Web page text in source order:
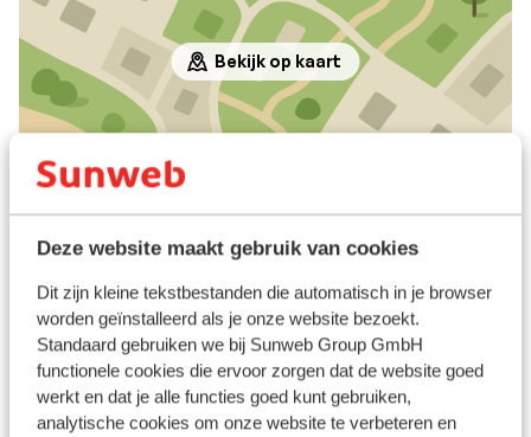
Deze website maakt gebruik van cookies
Dit zijn kleine tekstbestanden die automatisch in je browser
worden geïnstalleerd als je onze website bezoekt.
Standaard gebruiken we bij Sunweb Group GmbH
functionele cookies die ervoor zorgen dat de website goed
werkt en dat je alle functies goed kunt gebruiken,
analytische cookies om onze website te verbeteren en
Bekijk op kaart
Centrum: 300 m
Luchthaven: 14 km
Bushalte: 50 m
Winkels: 30 m
(Mini)supermarkt: 100 m
Restaurant: 50 m